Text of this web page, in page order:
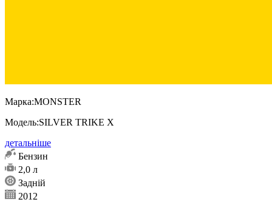
Марка:MONSTER
Модель:SILVER TRIKE X
детальніше
Бензин
2,0 л
Задній
2012